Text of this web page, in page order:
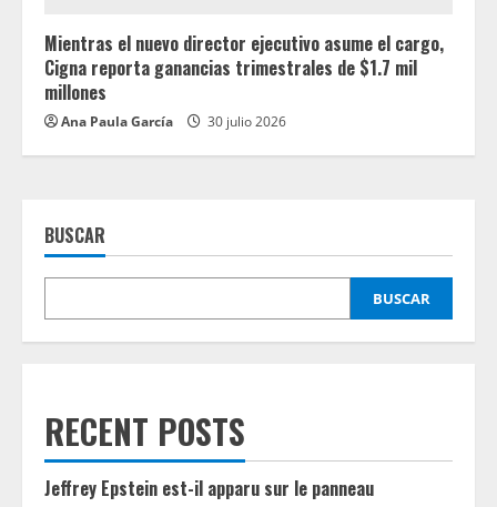
Mientras el nuevo director ejecutivo asume el cargo,
Cigna reporta ganancias trimestrales de $1.7 mil
millones
Ana Paula García 30 julio 2026
BUSCAR
BUSCAR
RECENT POSTS
Jeffrey Epstein est-il apparu sur le panneau